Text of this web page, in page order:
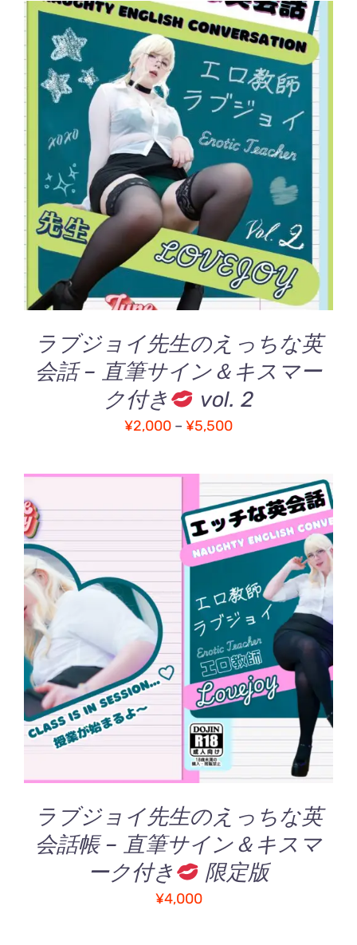
オプションを選択こ
の
商
品
に
は
複
数
の
リ
エ
ー
シ
ョ
ン
り
ま
す。
オ
シ
ョ
ン
は
商
品
ペ
ー
ジ
か
ら
択
で
き
ま
/
詳細
ラブジョイ先生のえっちな英
会話 – 直筆サイン＆キスマー
ク付き
vol. 2
¥2,000 – ¥5,500価
¥2,000
–
¥5,500
お買い物カゴに追加
/
詳細
ラブジョイ先生のえっちな英
会話帳 – 直筆サイン＆キスマ
ーク付き
限定版
¥4,000